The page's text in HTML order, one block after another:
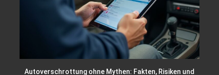
Autoverschrottung ohne Mythen: Fakten, Risiken und